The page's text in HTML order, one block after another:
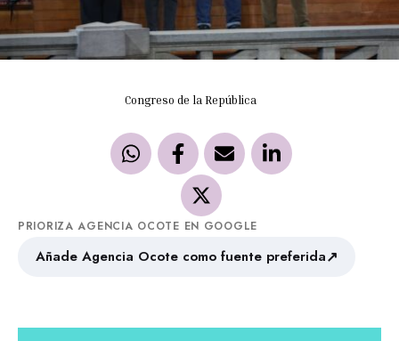
Congreso de la República
PRIORIZA AGENCIA OCOTE EN GOOGLE
Añade Agencia Ocote como fuente preferida↗